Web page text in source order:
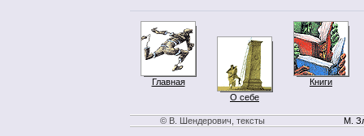
Главная
О себе
Книги
© В. Шендерович, тексты М.